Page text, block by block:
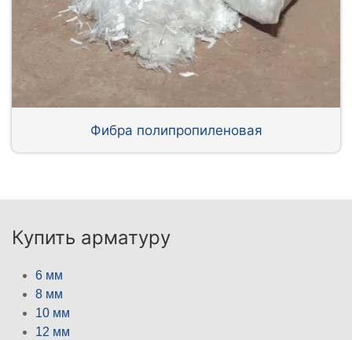
Фибра полипропиленовая
Купить арматуру
6 мм
8 мм
10 мм
12 мм